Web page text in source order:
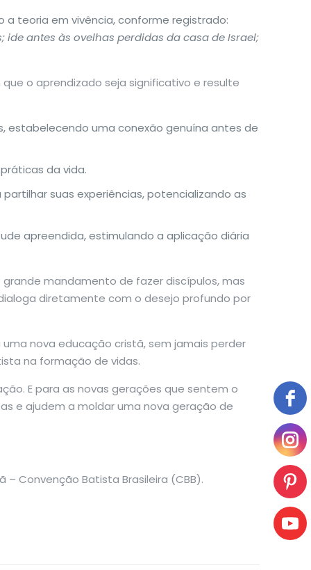
a teoria em vivência, conforme registrado:
ide antes às ovelhas perdidas da casa de Israel;
o aprendizado seja significativo e resulte
estabelecendo uma conexão genuína antes de
da vida.
suas experiências, potencializando as
apreendida, estimulando a aplicação diária
mandamento de fazer discípulos, mas
diretamente com o desejo profundo por
nova educação cristã, sem jamais perder
na formação de vidas.
E para as novas gerações que sentem o
e ajudem a moldar uma nova geração de
– Convenção Batista Brasileira (CBB).